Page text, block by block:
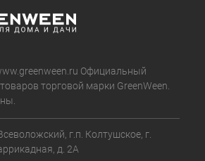
Официальный
торговой марки GreenWeen.
г.п. Колтушское, г.
д. 2А